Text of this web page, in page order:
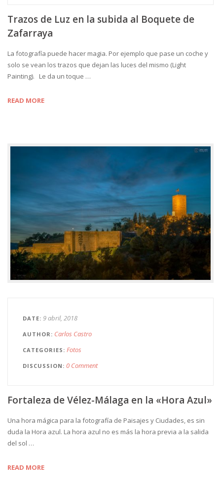
Trazos de Luz en la subida al Boquete de
Zafarraya
La fotografía puede hacer magia. Por ejemplo que pase un coche y
solo se vean los trazos que dejan las luces del mismo (Light
Painting). Le da un toque …
READ MORE
DATE 9 abril, 2018
AUTHOR Carlos Castro
CATEGORIES Fotos
DISCUSSION 0 Comment
Fortaleza de Vélez-Málaga en la «Hora Azul»
Una hora mágica para la fotografía de Paisajes y Ciudades, es sin
duda la Hora azul. La hora azul no es más la hora previa a la salida
del sol …
READ MORE